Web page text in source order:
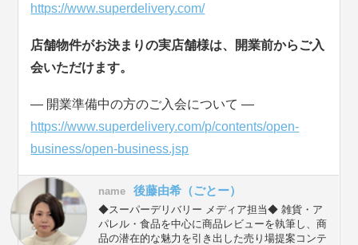
https://www.superdelivery.com/
店舗物件がお決まりの実店舗様は、開業前からご入
会いただけます。
― 開業準備中の方のご入会について ―
https://www.superdelivery.com/p/contents/open-
business/open-business.jsp
name 後藤由希（ごとー）
◆スーパーデリバリー メディア担当◆ 雑貨・ア
パレル・食品を中心に商品レビューを執筆し、商
品の潜在的な魅力を引き出した売り場提案コンテ